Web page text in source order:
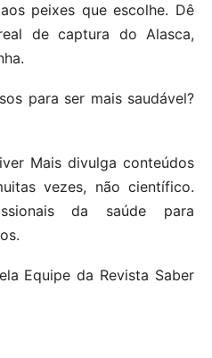
peixes que escolhe. Dê
de captura do Alasca,
para ser mais saudável?
Mais divulga conteúdos
vezes, não científico.
da saúde para
Equipe da Revista Saber